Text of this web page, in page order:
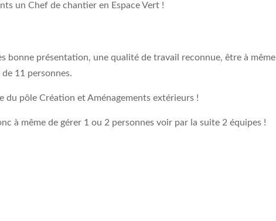
un Chef de chantier en Espace Vert !
bonne présentation, une qualité de travail reconnue, être à même
11 personnes.
du pôle Création et Aménagements extérieurs !
à même de gérer 1 ou 2 personnes voir par la suite 2 équipes !